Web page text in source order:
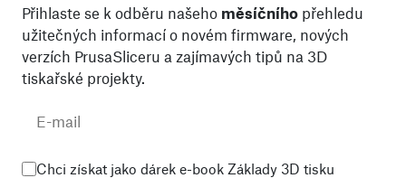
Přihlaste se k odběru našeho měsíčního přehledu
užitečných informací o novém firmware, nových
verzích PrusaSliceru a zajímavých tipů na 3D
tiskařské projekty.
Chci získat jako dárek e-book Základy 3D tisku